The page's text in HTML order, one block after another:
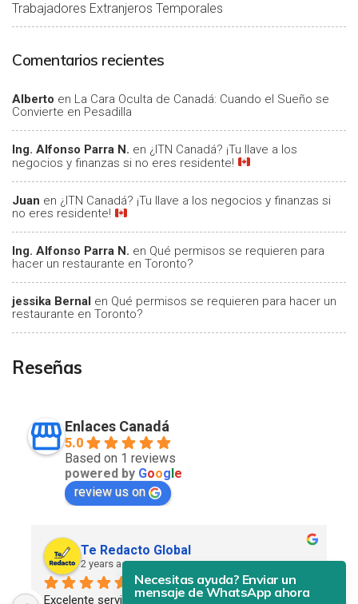
Trabajadores Extranjeros Temporales
Comentarios recientes
Alberto en La Cara Oculta de Canadá: Cuando el Sueño se
Convierte en Pesadilla
Ing. Alfonso Parra N. en ¿ITN Canadá? ¡Tu llave a los
negocios y finanzas si no eres residente!
Juan en ¿ITN Canadá? ¡Tu llave a los negocios y finanzas si
no eres residente!
Ing. Alfonso Parra N. en Qué permisos se requieren para
hacer un restaurante en Toronto?
jessika Bernal en Qué permisos se requieren para hacer un
restaurante en Toronto?
Reseñas
Enlaces Canadá
5.0
Based on 1 reviews
powered by Google
review us on
Te Redacto Global
2 years ago
Excelente servicio. Profesional, eficiente y
Necesitas ayuda? Enviar un
mensaje de WhatsApp ahora